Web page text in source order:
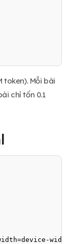
token). Mỗi bài
chỉ tốn 0.1